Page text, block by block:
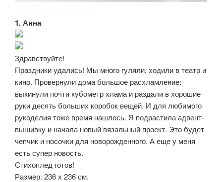
1. Анна
Здравствуйте!
Праздники удались! Мы много гуляли, ходили в театр и
кино. Провернули дома большое расхламление:
выкинули почти кубометр хлама и раздали в хорошие
руки десять больших коробок вещей. И для любимого
рукоделия тоже время нашлось. Я подрастила адвент-
вышивку и начала новый вязальный проект. Это будет
чепчик и носочки для новорожденного. А еще у меня
есть супер новость.
Стихоплед готов!
Размер: 236 х 236 см.